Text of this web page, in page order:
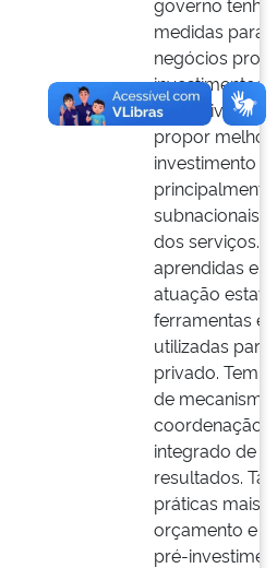
medidas para
negócios
investimentos
o objetivo do
propor
investimento
subnacionais
dos serviços.
aprendidas
atuação
ferramentas e
utilizadas
privado. Tem-
de
coordenação
integrado de
resultados.
práticas mais
orçamento e
pré-